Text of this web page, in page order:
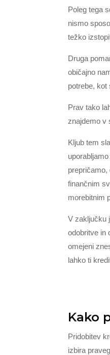
Poleg tega
nismo
težko
Druga
običajno
potrebe, kot
Prav tako
znajdemo v
Kljub tem
prepričamo,
finančnim
morebitnim
V zaključku
odobritve in
omejeni
lahko ti
Kako
Pridobitev
izbira